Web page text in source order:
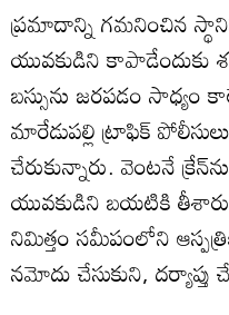
ప్రమాదాన్ని గమనించిన
యువకుడిని
బస్సును జరపడం సాధ్యం
మారేడుపల్లి ట్రాఫిక్
చేరుకున్నారు. వెంటనే
యువకుడిని బయటికి
నిమిత్తం సమీపంలోని
నమోదు చేసుకుని, దర్యాప్తు